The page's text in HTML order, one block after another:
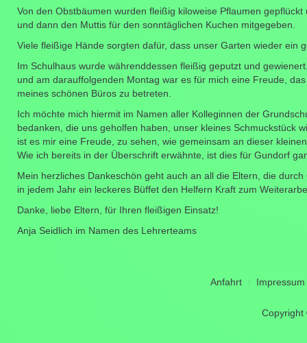
Von den Obstbäumen wurden fleißig kiloweise Pflaumen
und dann den Muttis für den sonntäglichen Kuchen mitgegeben.
Viele fleißige Hände sorgten dafür, dass unser Garten wieder ein
Im Schulhaus wurde währenddessen fleißig geputzt und
und am darauffolgenden Montag war es für mich eine Freude,
meines schönen Büros zu betreten.
Ich möchte mich hiermit im Namen aller Kolleginnen der
bedanken, die uns geholfen haben, unser kleines Schmuckstück
ist es mir eine Freude, zu sehen, wie gemeinsam an dieser
Wie ich bereits in der Überschrift erwähnte, ist dies für Gundorf
Mein herzliches Dankeschön geht auch an all die Eltern, die
in jedem Jahr ein leckeres Büffet den Helfern Kraft zum
Danke, liebe Eltern, für Ihren fleißigen Einsatz!
Anja Seidlich im Namen des Lehrerteams
Anfahrt Impressum
Copyright